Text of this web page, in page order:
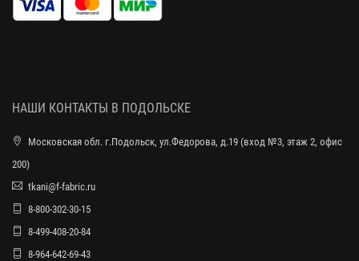
НАШИ КОНТАКТЫ В ПОДОЛЬСКЕ
Московская обл. г.Подольск, ул.Федорова, д.19 (вход №3, этаж 2, офис
200)
tkani@f-fabric.ru
8-800-302-30-15
8-499-408-20-84
8-964-642-69-43